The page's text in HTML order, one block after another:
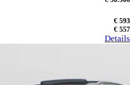
€ 593
€ 557
Details